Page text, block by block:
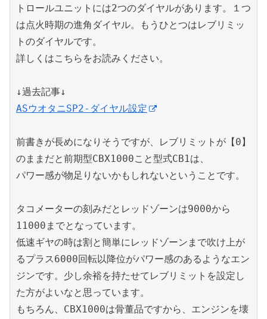
トロールユニットには2つのダイヤルがあります。１つ
は点火時期の進角ダイヤル。もうひとつはレブリミッ
トのダイヤルです。
詳しくはこちらをお読みください。
ASウオタニSP2-ダイヤル設定
前書きが長めになりそうですが、レブリミットが【0】
のままだと前期型CBX1000こと型式CB1は、
パワー感が物足りないかもしれないということです。
タコメーターの刻みだとレッドゾーンは9000から
11000までとなっています。
低速ギヤの時は割と簡単にレッドゾーンまで吹け上が
るプラス6000回転以降位がパワー感のあるようなエン
ジンです。少し余裕を持たせてレブリミットを設定し
た方がよいなと思っています。
もちろん、CBX1000は骨董品ですから、エンジンを壊